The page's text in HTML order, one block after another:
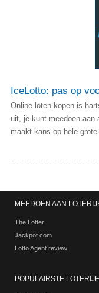
IceLotto: pas op
Online loten kopen is
uit, je kunt meedoen aan
maakt kans op hele
MEEDOEN AAN
The Lotter
Jackpot.com
Lotto Agent review
POPULAIRSTE